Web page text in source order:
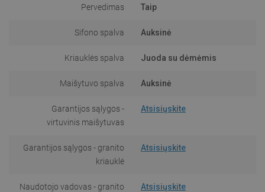
Pervedimas Taip
Sifono spalva Auksinė
Kriauklės spalva Juoda su dėmėmis
Maišytuvo spalva Auksinė
Garantijos sąlygos -
virtuvinis maišytuvas
Atsisiųskite
Garantijos sąlygos - granito
kriauklė
Atsisiųskite
Naudotojo vadovas - granito
Atsisiųskite